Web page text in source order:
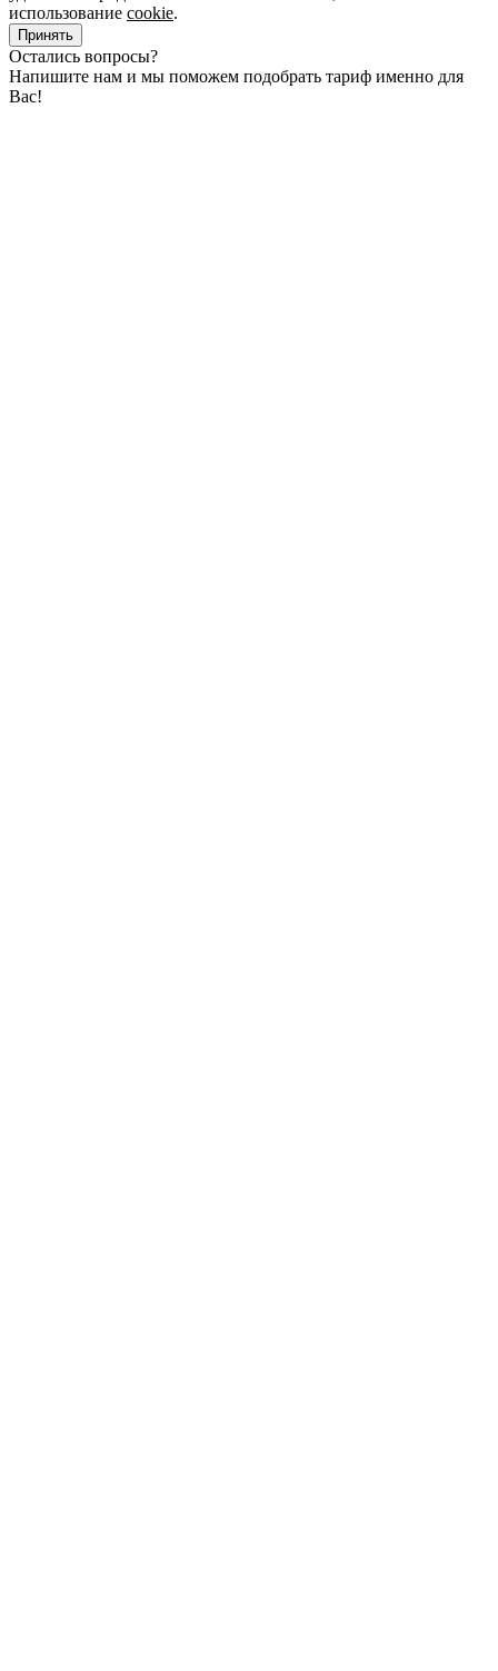
использование cookie.
Принять
Остались вопросы?
Напишите нам и мы поможем подобрать тариф именно для
Вас!